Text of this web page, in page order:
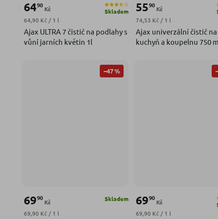
Ajax ULTRA 7 čistič na podlahy s
vůní jarních květin 1l
Skladem
6490
Kč
Měrná cena:
64,90 Kč / 1 l
Ajax univerzální čistič na
kuchyň a koupelnu 750
5590
Kč
Měrná cena:
74,53 Kč / 1 l
–47 %
Skladem
6990
Kč
Měrná cena:
69,90 Kč / 1 l
6990
Kč
Měrná cena:
69,90 Kč / 1 l